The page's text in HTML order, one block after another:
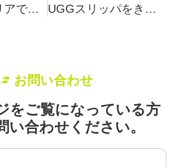
オーストラリアで靴メーカーを探すには？Fipa Tepkはあなたに8つのステップを教えます。 UGGスリッパをきれいにする方法？Emap Kaeiはあなたにベスト8ステップを与える
お問い合わせ
をご覧になっている方
い合わせください。